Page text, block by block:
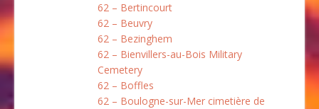
62 – Bertincourt
62 – Beuvry
62 – Bezinghem
62 – Bienvillers-au-Bois Military
Cemetery
62 – Boffles
62 – Boulogne-sur-Mer cimetière de